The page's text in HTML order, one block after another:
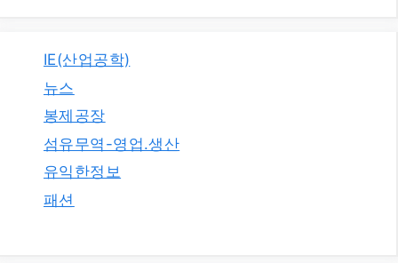
IE(산업공학)
뉴스
봉제공장
섬유무역-영업.생산
유익한정보
패션